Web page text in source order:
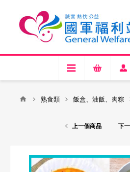
熟食類 飯盒、油飯、肉粽
上一個商品 下